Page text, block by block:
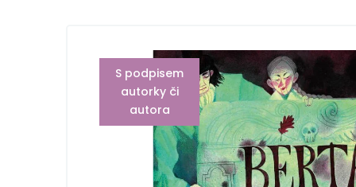
S podpisem
autorky či
autora